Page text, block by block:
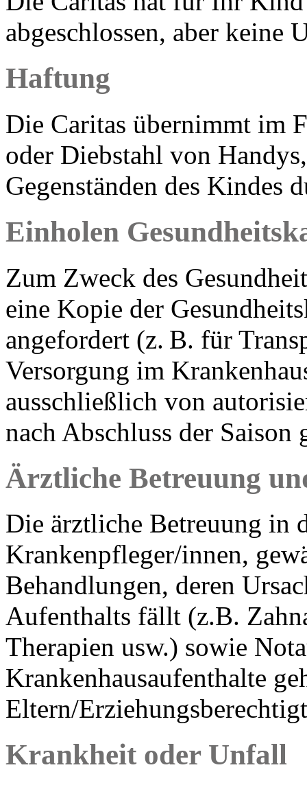
abgeschlossen, aber keine
Haftung
Die Caritas übernimmt im
oder Diebstahl von
Gegenständen des Kindes
Einholen
Zum Zweck des
eine Kopie der
angefordert (z. B. für
Versorgung im
ausschließlich von
nach Abschluss der Saison
Ärztliche Betreuung
Die ärztliche Betreuung in
Krankenpfleger/innen,
Behandlungen, deren
Aufenthalts fällt (z.B.
Therapien usw.) sowie
Krankenhausaufenthalte
Eltern/
Krankheit oder Unfall